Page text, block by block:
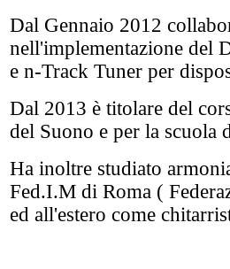
Dal Gennaio 2012
nell'implementazione del
e n-Track Tuner per
Dal 2013 è titolare del
del Suono e per la scuola
Ha inoltre studiato
Fed.I.M di Roma (
ed all'estero come